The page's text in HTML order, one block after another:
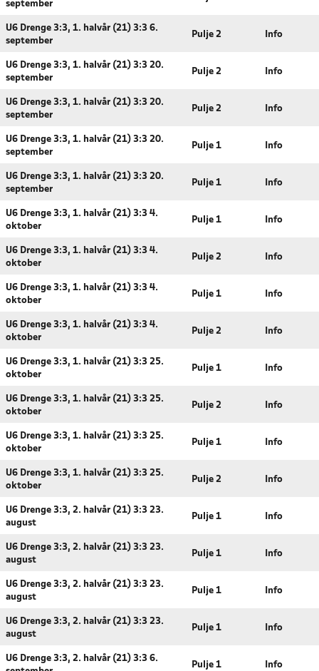
september
U6 Drenge 3:3, 1. halvår (21) 3:3 6.
september
Pulje 2 Info
U6 Drenge 3:3, 1. halvår (21) 3:3 20.
september
Pulje 2 Info
U6 Drenge 3:3, 1. halvår (21) 3:3 20.
september
Pulje 2 Info
U6 Drenge 3:3, 1. halvår (21) 3:3 20.
september
Pulje 1 Info
U6 Drenge 3:3, 1. halvår (21) 3:3 20.
september
Pulje 1 Info
U6 Drenge 3:3, 1. halvår (21) 3:3 4.
oktober
Pulje 1 Info
U6 Drenge 3:3, 1. halvår (21) 3:3 4.
oktober
Pulje 2 Info
U6 Drenge 3:3, 1. halvår (21) 3:3 4.
oktober
Pulje 1 Info
U6 Drenge 3:3, 1. halvår (21) 3:3 4.
oktober
Pulje 2 Info
U6 Drenge 3:3, 1. halvår (21) 3:3 25.
oktober
Pulje 1 Info
U6 Drenge 3:3, 1. halvår (21) 3:3 25.
oktober
Pulje 2 Info
U6 Drenge 3:3, 1. halvår (21) 3:3 25.
oktober
Pulje 1 Info
U6 Drenge 3:3, 1. halvår (21) 3:3 25.
oktober
Pulje 2 Info
U6 Drenge 3:3, 2. halvår (21) 3:3 23.
august
Pulje 1 Info
U6 Drenge 3:3, 2. halvår (21) 3:3 23.
august
Pulje 1 Info
U6 Drenge 3:3, 2. halvår (21) 3:3 23.
august
Pulje 1 Info
U6 Drenge 3:3, 2. halvår (21) 3:3 23.
august
Pulje 1 Info
U6 Drenge 3:3, 2. halvår (21) 3:3 6.
Pulje 1 Info